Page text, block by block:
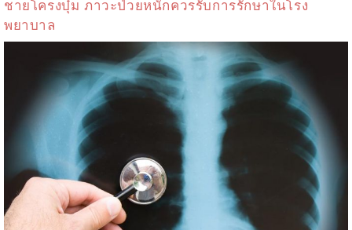
ชายโครงบุ๋ม ภาวะป่วยหนักควรรับการรักษาในโรง
พยาบาล